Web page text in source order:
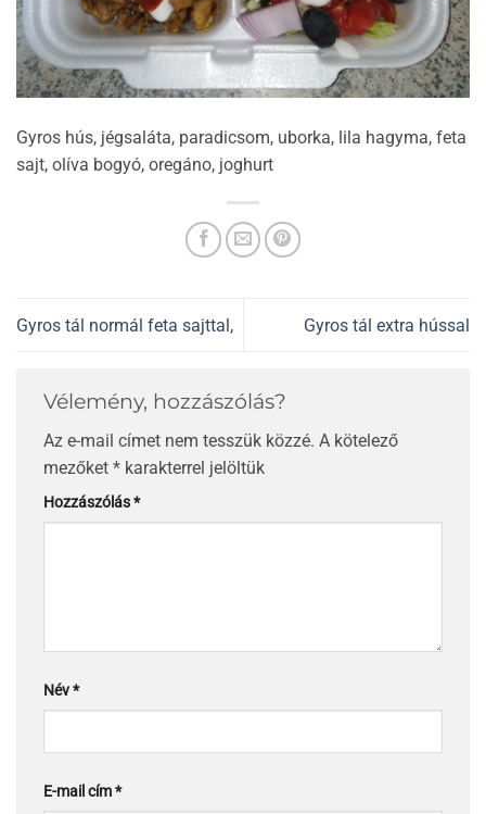
Gyros hús, jégsaláta, paradicsom, uborka, lila hagyma, feta
sajt, olíva bogyó, oregáno, joghurt
Gyros tál normál feta sajttal, Gyros tál extra hússal
Vélemény, hozzászólás?
Az e-mail címet nem tesszük közzé. A kötelező
mezőket * karakterrel jelöltük
Hozzászólás*
Név*
E-mail cím*